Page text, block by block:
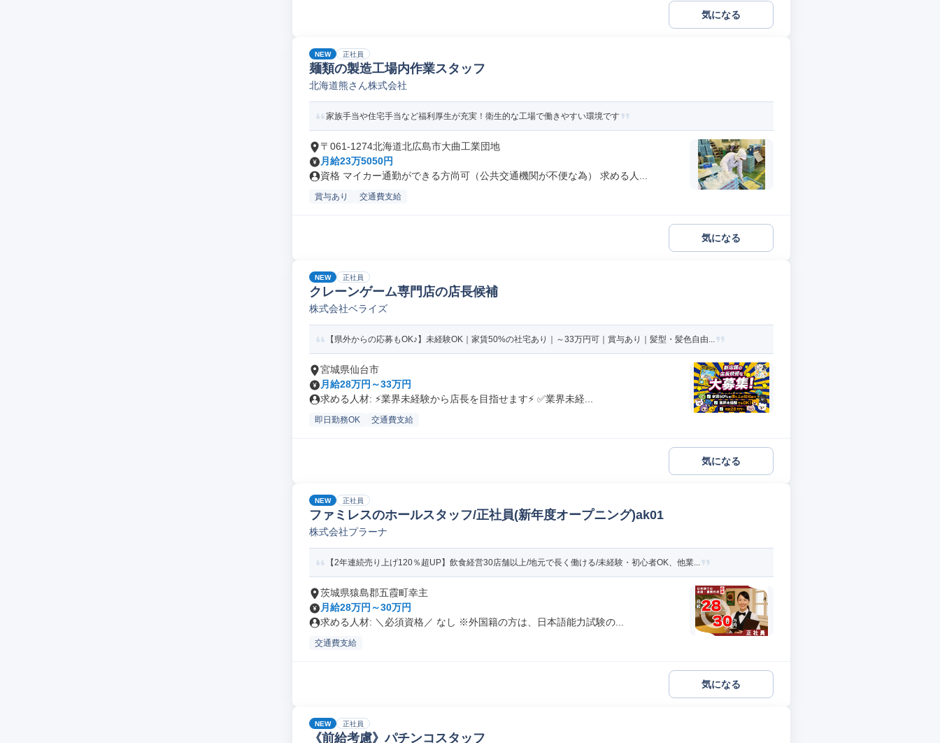
気になる
NEW 正社員
麺類の製造工場内作業スタッフ
北海道熊さん株式会社
家族手当や住宅手当など福利厚生が充実！衛生的な工場で働きやすい環境です
〒061-1274北海道北広島市大曲工業団地
月給23万5050円
資格 マイカー通勤ができる方尚可（公共交通機関が不便な為） 求める人...
賞与あり 交通費支給
気になる
NEW 正社員
クレーンゲーム専門店の店長候補
株式会社ベライズ
【県外からの応募もOK♪】未経験OK｜家賃50%の社宅あり｜～33万円可｜賞与あり｜髪型・髪色自由...
宮城県仙台市
月給28万円～33万円
求める人材: ⚡️業界未経験から店長を目指せます⚡️ ✅️業界未経...
即日勤務OK 交通費支給
気になる
NEW 正社員
ファミレスのホールスタッフ/正社員(新年度オープニング)ak01
株式会社プラーナ
【2年連続売り上げ120％超UP】飲食経営30店舗以上/地元で長く働ける/未経験・初心者OK、他業...
茨城県猿島郡五霞町幸主
月給28万円～30万円
求める人材: ＼必須資格／ なし ※外国籍の方は、日本語能力試験の...
交通費支給
気になる
NEW 正社員
《前給考慮》パチンコスタッフ